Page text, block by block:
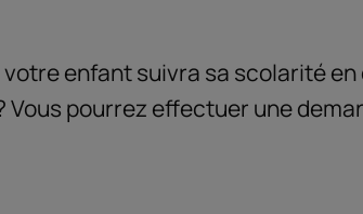
enfant suivra sa scolarité
pourrez effectuer une